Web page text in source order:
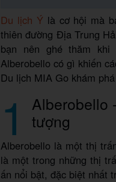
Du lịch Ýlà cơ hội mà
thiên đường Địa Trung
bạn nên ghé thăm
Alberobello có gì khiến
Du lịch MIA Go khám
1
Alberobello
tượng
Alberobello là một thị
là một trong những thị
ấn nổi bật, đặc biệt nhất